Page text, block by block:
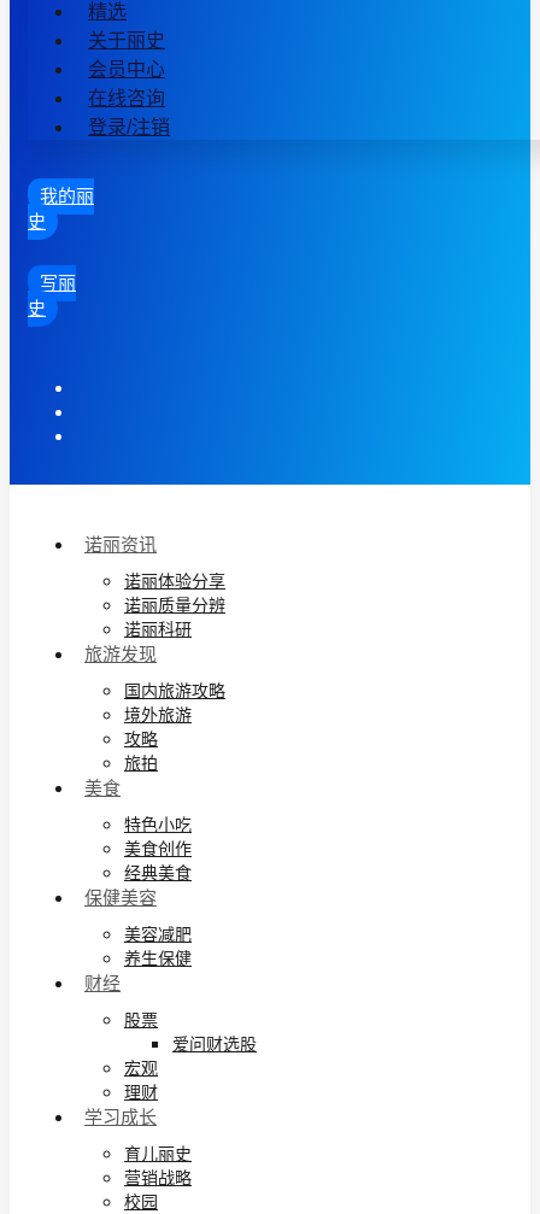
精选
关于丽史
会员中心
在线咨询
登录/注销
我的丽
史
写丽
史
诺丽资讯
诺丽体验分享
诺丽质量分辨
诺丽科研
旅游发现
国内旅游攻略
境外旅游
攻略
旅拍
美食
特色小吃
美食创作
经典美食
保健美容
美容减肥
养生保健
财经
股票
爱问财选股
宏观
理财
学习成长
育儿丽史
营销战略
校园